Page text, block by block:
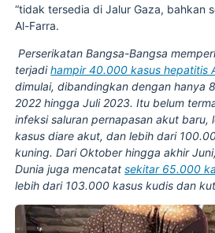
“tidak tersedia di Jalur Gaza, bahkan
Al-Farra.
Perserikatan Bangsa-Bangsa
terjadihampir 40.000 kasus hepatitis
dimulai, dibandingkan dengan hanya
2022 hingga Juli 2023. Itu belum
infeksi saluran pernapasan akut baru,
kasus diare akut, dan lebih dari
kuning. Dari Oktober hingga akhir
Dunia juga mencatatsekitar 65.000
lebih dari 103.000 kasus kudis dan